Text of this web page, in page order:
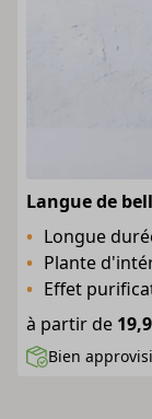
Langue de
Longue
Plante
Effet
à partir de
Bien